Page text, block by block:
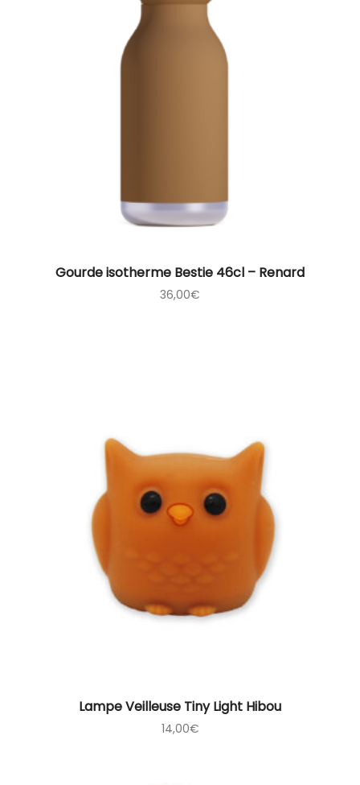
Gourde isotherme Bestie 46cl – Renard
36,00€
Lampe Veilleuse Tiny Light Hibou
14,00€